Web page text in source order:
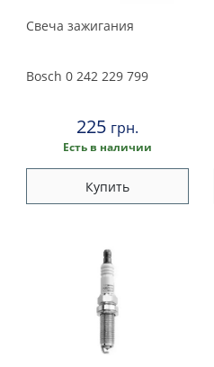
Свеча зажигания
Bosch 0 242 229 799
225 грн.
Есть в наличии
Купить